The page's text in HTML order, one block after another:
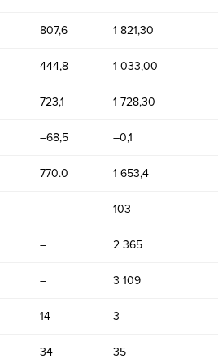
807,6 1 821,30
444,8 1 033,00
723,1 1 728,30
–68,5 –0,1
770.0 1 653,4
– 103
– 2 365
– 3 109
14 3
34 35